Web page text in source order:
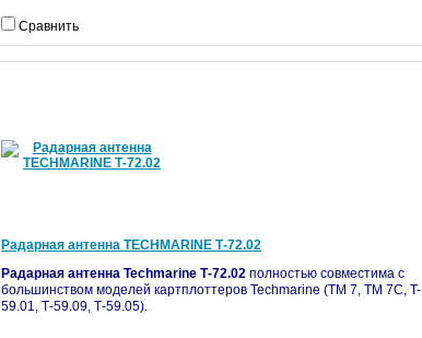
Сравнить
Радарная антенна TECHMARINE Т-72.02
Радарная антенна Techmarine Т-72.02 полностью совместима с
большинством моделей картплоттеров Techmarine (TM 7, TM 7С, T-
59.01, Т-59.09, Т-59.05).